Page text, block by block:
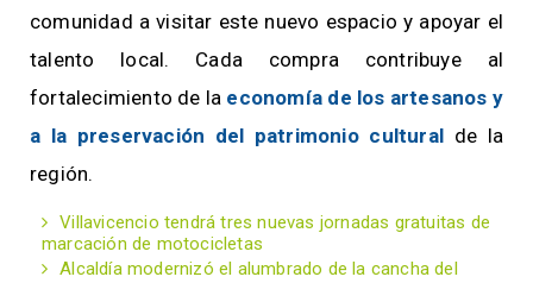
comunidad a visitar este nuevo espacio y apoyar el
talento local. Cada compra contribuye al
fortalecimiento de la economía de los artesanos y
a la preservación del patrimonio cultural de la
región.
Villavicencio tendrá tres nuevas jornadas gratuitas de
marcación de motocicletas
Alcaldía modernizó el alumbrado de la cancha del